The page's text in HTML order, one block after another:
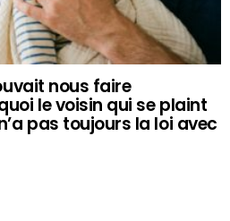
nous faire
le voisin qui se plaint
pas toujours la loi avec